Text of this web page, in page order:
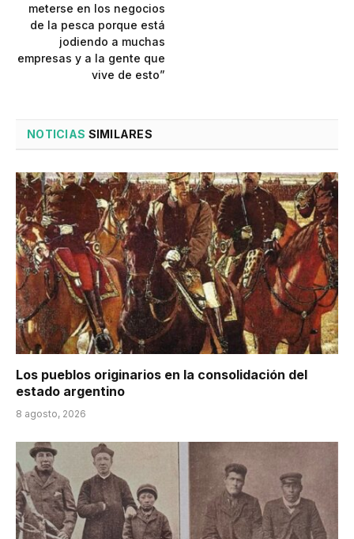
meterse en los negocios
de la pesca porque está
jodiendo a muchas
empresas y a la gente que
vive de esto”
NOTICIAS SIMILARES
Los pueblos originarios en la consolidación del
estado argentino
8 agosto, 2026